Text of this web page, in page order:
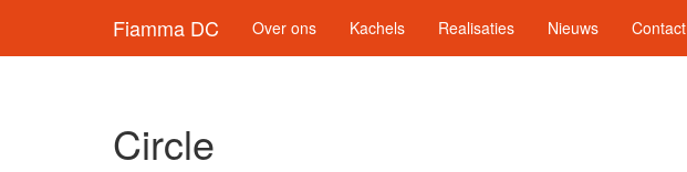
Fiamma DC Over ons Kachels Realisaties Nieuws Contact
Circle